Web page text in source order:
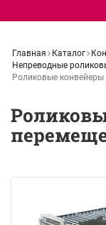
Главная Каталог
Непреводные
Роликовые